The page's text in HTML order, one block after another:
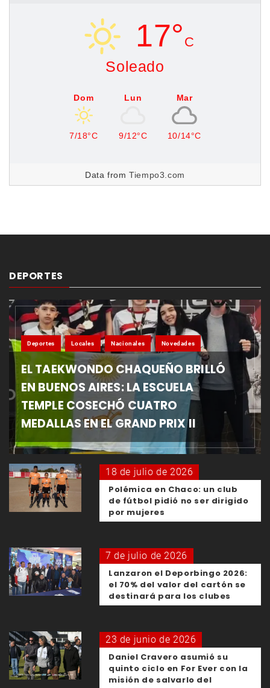
17° C
Soleado
Dom
7/18°C
Lun
9/12°C
Mar
10/14°C
Data fromTiempo3.com
DEPORTES
Deportes Locales Nacionales Novedades
EL TAEKWONDO CHAQUEÑO BRILLÓ
EN BUENOS AIRES: LA ESCUELA
TEMPLE COSECHÓ CUATRO
MEDALLAS EN EL GRAND PRIX II
18 de julio de 2026
Polémica en Chaco: un club
de fútbol pidió no ser dirigido
por mujeres
7 de julio de 2026
Lanzaron el Deporbingo 2026:
el 70% del valor del cartón se
destinará para los clubes
23 de junio de 2026
Daniel Cravero asumió su
quinto ciclo en For Ever con la
misión de salvarlo del